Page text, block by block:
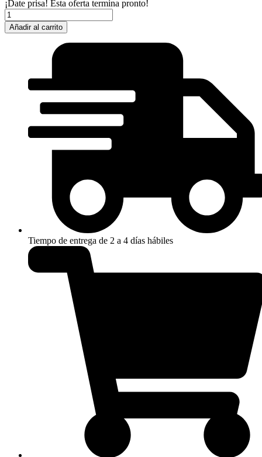
¡Date prisa! Esta oferta termina pronto!
INVICTA
PRO
DRIVE
UNIDADES)
Añadir al carrito
Tiempo de entrega de 2 a 4 días hábiles